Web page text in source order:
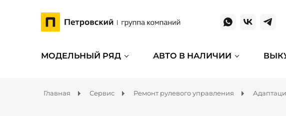
МОДЕЛЬНЫЙ РЯД АВТО В НАЛИЧИИ
Главная Сервис Ремонт рулевого управления